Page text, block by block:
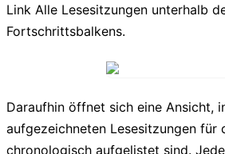
Link Alle Lesesitzungen unterhalb
Fortschrittsbalkens.
Daraufhin öffnet sich eine Ansicht,
aufgezeichneten Lesesitzungen für
chronologisch aufgelistet sind.